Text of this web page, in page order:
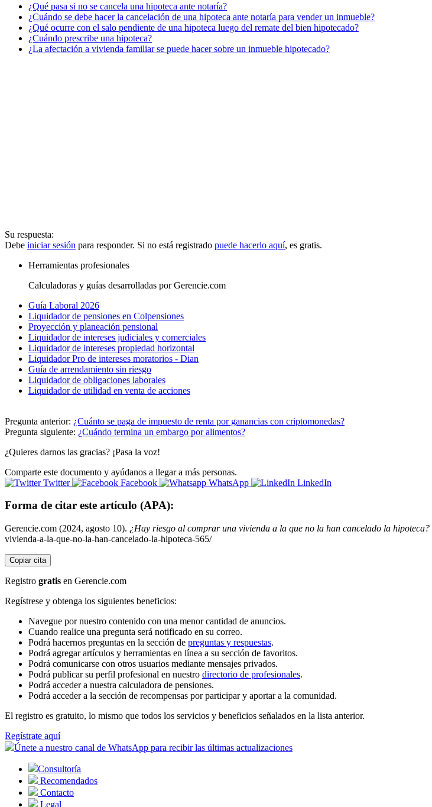
¿Qué pasa si no se cancela una hipoteca ante notaría?
¿Cuándo se debe hacer la cancelación de una hipoteca ante notaría para vender un inmueble?
¿Qué ocurre con el salo pendiente de una hipoteca luego del remate del bien hipotecado?
¿Cuándo prescribe una hipoteca?
¿La afectación a vivienda familiar se puede hacer sobre un inmueble hipotecado?
Su respuesta:
Debe iniciar sesión para responder. Si no está registrado puede hacerlo aquí, es gratis.
Herramientas profesionales
Calculadoras y guías desarrolladas por Gerencie.com
Guía Laboral 2026
Liquidador de pensiones en Colpensiones
Proyección y planeación pensional
Liquidador de intereses judiciales y comerciales
Liquidador de intereses propiedad horizontal
Liquidador Pro de intereses moratorios - Dian
Guía de arrendamiento sin riesgo
Liquidador de obligaciones laborales
Liquidador de utilidad en venta de acciones
Pregunta anterior: ¿Cuánto se paga de impuesto de renta por ganancias con criptomonedas?
Pregunta siguiente: ¿Cuándo termina un embargo por alimentos?
¿Quieres darnos las gracias? ¡Pasa la voz!
Comparte este documento y ayúdanos a llegar a más personas.
Twitter
Facebook WhatsApp LinkedIn
Forma de citar este artículo (APA):
Gerencie.com (2024, agosto 10). ¿Hay riesgo al comprar una vivienda a la que no la han cancelado la hipoteca?
vivienda-a-la-que-no-la-han-cancelado-la-hipoteca-565/
Copiar cita
Registro gratis en Gerencie.com
Regístrese y obtenga los siguientes beneficios:
Navegue por nuestro contenido con una menor cantidad de anuncios.
Cuando realice una pregunta será notificado en su correo.
Podrá hacernos preguntas en la sección de preguntas y respuestas.
Podrá agregar artículos y herramientas en línea a su sección de favoritos.
Podrá comunicarse con otros usuarios mediante mensajes privados.
Podrá publicar su perfil profesional en nuestro directorio de profesionales.
Podrá acceder a nuestra calculadora de pensiones.
Podrá acceder a la sección de recompensas por participar y aportar a la comunidad.
El registro es gratuito, lo mismo que todos los servicios y beneficios señalados en la lista anterior.
Regístrate aquí
Únete a nuestro canal de WhatsApp para recibir las últimas actualizaciones
Consultoría
Recomendados
Contacto
Legal